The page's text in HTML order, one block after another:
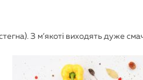
З м’якоті виходять дуже